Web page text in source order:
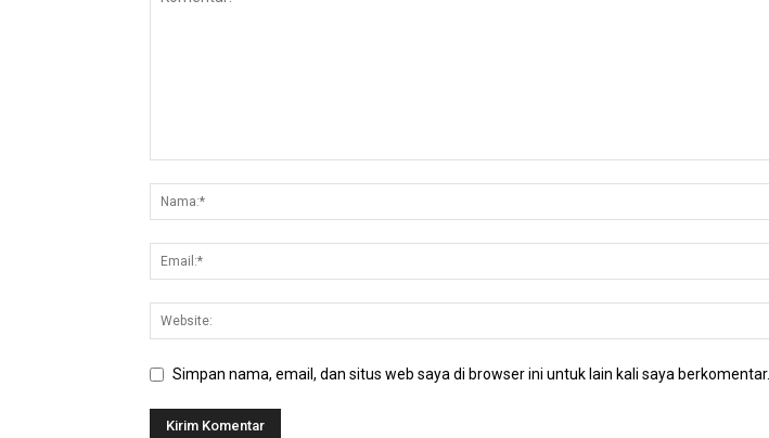
Simpan nama, email, dan situs web saya di browser ini untuk lain kali saya berkomentar.